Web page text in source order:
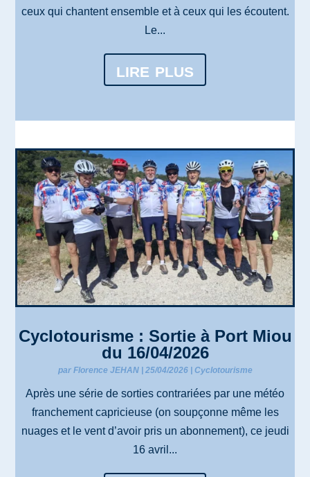
ceux qui chantent ensemble et à ceux qui les écoutent.
Le...
lire plus
Cyclotourisme : Sortie à Port Miou
du 16/04/2026
par Florence JEHAN| 25/04/2026| Cyclotourisme
Après une série de sorties contrariées par une météo
franchement capricieuse (on soupçonne même les
nuages et le vent d’avoir pris un abonnement), ce jeudi
16 avril...